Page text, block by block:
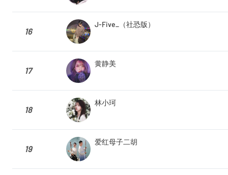
16
J-Five_（社恐版）
17
黄静美
18
林小珂
19
爱红母子二胡